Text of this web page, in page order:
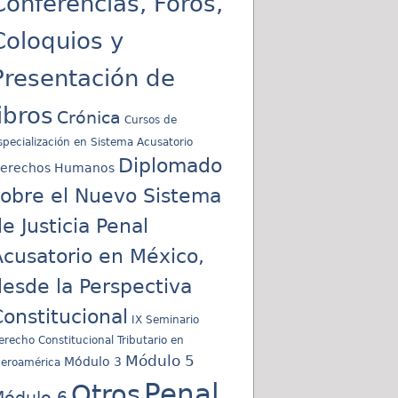
y
de
Crónica Cursos de
en Sistema Acusatorio
Humanos Diplomado
el Nuevo Sistema
Justicia Penal
en México,
la Perspectiva
IX Seminario
Constitucional Tributario en
Módulo 3 Módulo 5